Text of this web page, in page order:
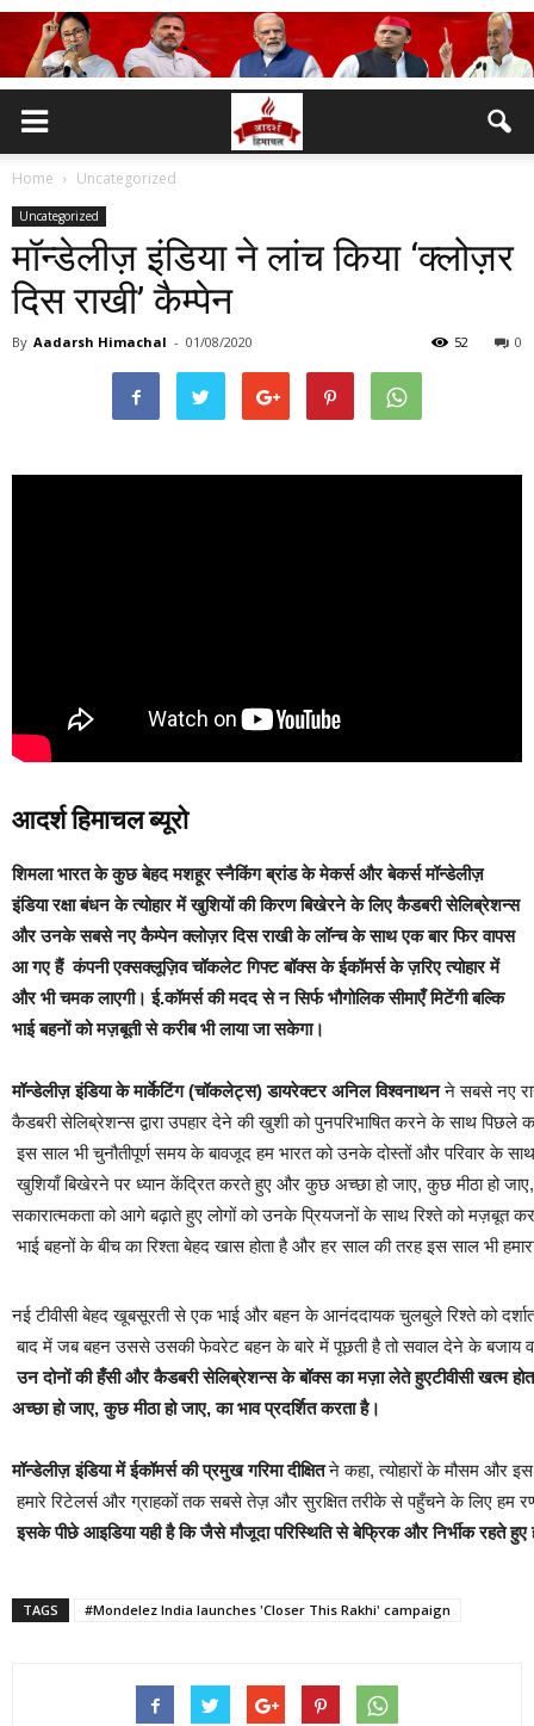
Home Uncategorized
Uncategorized
मॉन्डेलीज़ इंडिया ने लांच किया ‘क्लोज़र
दिस राखी’ कैम्पेन
By Aadarsh Himachal - 01/08/2020 0
52
आदर्श हिमाचल ब्यूरो
शिमलाभारत के कुछ बेहद मशहूर स्नैकिंग ब्रांड के मेकर्स और बेकर्स मॉन्डेलीज़
इंडिया रक्षा बंधन के त्योहार में खुशियों की किरण बिखेरने के लिए कैडबरी सेलिब्रेशन्स
और उनके सबसे नए कैम्पेन क्लोज़र दिस राखी के लॉन्च के साथ एक बार फिर वापस
आ गए हैंकंपनी एक्सक्लूज़िव चॉकलेट गिफ्ट बॉक्स के ईकॉमर्स के ज़रिए त्योहार में
और भी चमक लाएगी। ई.कॉमर्स की मदद से न सिर्फ भौगोलिक सीमाएँ मिटेंगी बल्कि
भाई बहनों को मज़बूती से करीब भी लाया जा सकेगा।
मॉन्डेलीज़ इंडिया के मार्केटिंग(चॉकलेट्स) डायरेक्टर अनिल विश्वनाथनने सबसे नए
कैडबरी सेलिब्रेशन्स द्वारा उपहार देने की खुशी को पुनपरिभाषित करने के साथ पिछले
इस साल भी चुनौतीपूर्ण समय के बावजूद हम भारत को उनके दोस्तों और परिवार के
खुशियाँ बिखेरने पर ध्यान केंद्रित करते हुए और कुछ अच्छा हो जाए, कुछ मीठा हो
सकारात्मकता को आगे बढ़ाते हुए लोगों को उनके प्रियजनों के साथ रिश्ते को मज़बूत
भाई बहनों के बीच का रिश्ता बेहद खास होता है और हर साल की तरह इस साल भी
नई टीवीसी बेहद खूबसूरती से एक भाई और बहन के आनंददायक चुलबुले रिश्ते को
बाद में जब बहन उससे उसकी फेवरेट बहन के बारे में पूछती है तो सवाल देने के
उन दोनों की हँसी और कैडबरी सेलिब्रेशन्स के बॉक्स का मज़ा लेते हुएटीवीसी खत्म
अच्छा हो जाए, कुछ मीठा हो जाए, का भाव प्रदर्शित करता है।
मॉन्डेलीज़ इंडिया में ईकॉमर्स की प्रमुख गरिमा दीक्षितने कहा, त्योहारों के मौसम और
हमारे रिटेलर्स और ग्राहकों तक सबसे तेज़ और सुरक्षित तरीके से पहुँचने के लिए हम
इसके पीछे आइडिया यही है कि जैसे मौजूदा परिस्थिति से बेफ्रिक और निर्भीक रहते हुए
TAGS #Mondelez India launches 'Closer This Rakhi' campaign